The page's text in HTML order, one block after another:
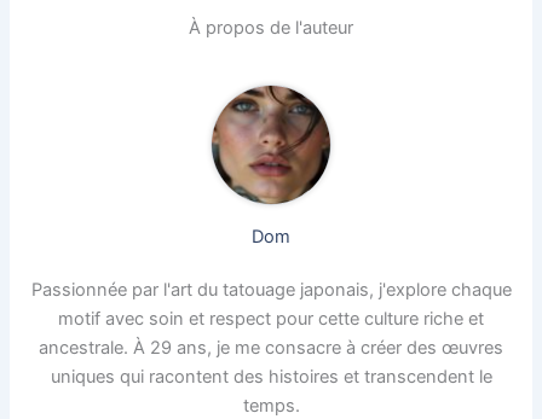
À propos de l'auteur
Dom
Passionnée par l'art du tatouage japonais, j'explore chaque
motif avec soin et respect pour cette culture riche et
ancestrale. À 29 ans, je me consacre à créer des œuvres
uniques qui racontent des histoires et transcendent le
temps.